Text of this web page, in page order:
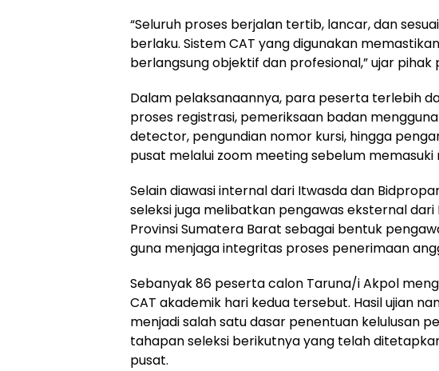
“Seluruh proses berjalan tertib, lancar, dan
berlaku. Sistem CAT yang digunakan
berlangsung objektif dan profesional,” ujar pihak
Dalam pelaksanaannya, para peserta terlebih
proses registrasi, pemeriksaan badan
detector, pengundian nomor kursi, hingga
pusat melalui zoom meeting sebelum memasuki
Selain diawasi internal dari Itwasda dan
seleksi juga melibatkan pengawas eksternal dari
Provinsi Sumatera Barat sebagai bentuk
guna menjaga integritas proses penerimaan
Sebanyak 86 peserta calon Taruna/i Akpol
CAT akademik hari kedua tersebut. Hasil ujian
menjadi salah satu dasar penentuan kelulusan
tahapan seleksi berikutnya yang telah
pusat.